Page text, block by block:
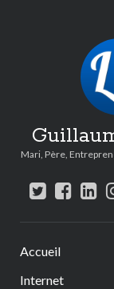
Mari, Père,
twitter
Accueil
Internet